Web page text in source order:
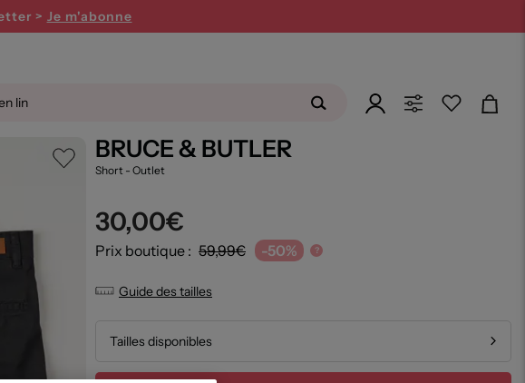
> Je m'abonne
BRUCE & BUTLER
Short - Outlet
30,00€
Prix boutique : 59,99€ -50% ?
Guide des tailles
Tailles disponibles